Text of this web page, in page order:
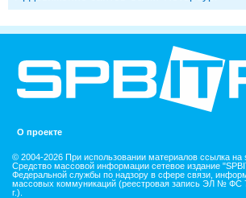
О проекте
© 2004-2026 При использовании материалов ссылка на
Средство массовой информации сетевое издание
Федеральной службы по надзору в сфере связи,
массовых коммуникаций (реестровая запись ЭЛ № ФС
г.).